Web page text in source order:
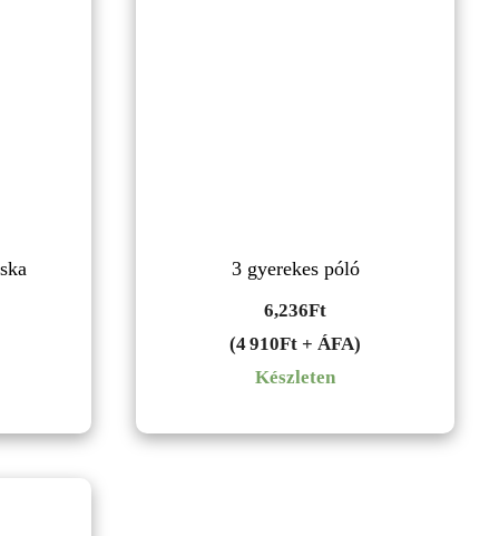
3 gyerekes póló
6,236Ft
(4 910Ft + ÁFA)
Készleten